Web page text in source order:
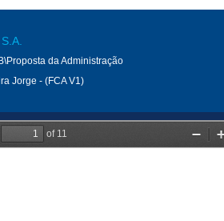
da Administração
Jorge - (FCA V1)